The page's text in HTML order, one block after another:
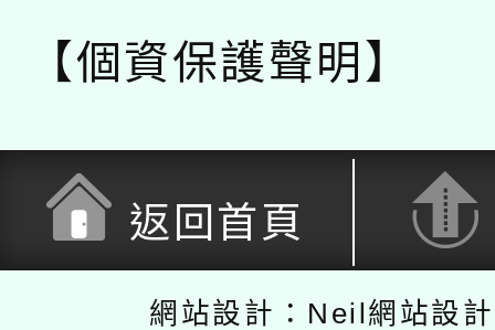
【個資保護聲明】
返回首頁
網站設計：Neil網站設